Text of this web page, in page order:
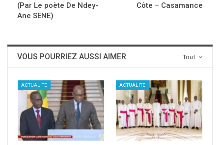
(Par Le poète De Ndey-
Ane SENE)
Côte – Casamance
Tout
VOUS POURRIEZ AUSSI AIMER
ACTUALITE ACTUALITE